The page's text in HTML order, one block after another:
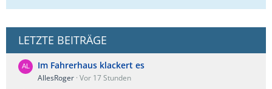
LETZTE BEITRÄGE
Im Fahrerhaus klackert es
AllesRoger Vor 17 Stunden